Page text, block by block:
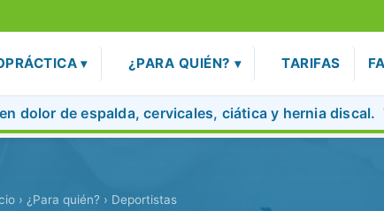
¿PARA QUIÉN? TARIFAS
dolor de espalda, cervicales, ciática y hernia discal.
› ¿Para quién? › Deportistas